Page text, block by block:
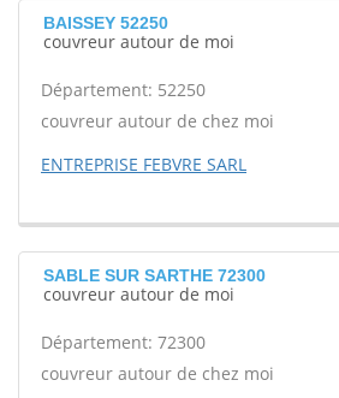
BAISSEY 52250
couvreur autour de moi
Département: 52250
couvreur autour de chez moi
ENTREPRISE FEBVRE SARL
SABLE SUR SARTHE 72300
couvreur autour de moi
Département: 72300
couvreur autour de chez moi